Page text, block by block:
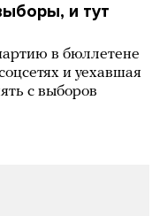
и тут
в бюллетене
и уехавшая
с выборов